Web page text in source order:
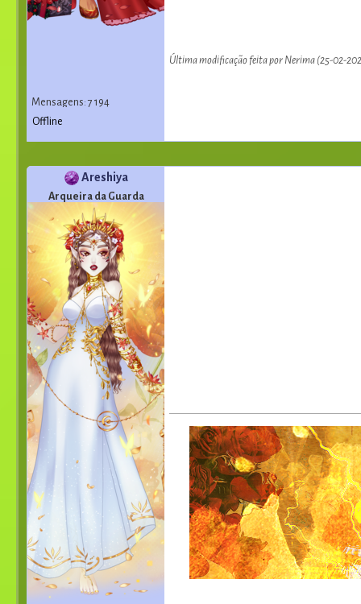
Mensagens: 7 194
Última modificação feita por Nerima (25-02-
Offline
Areshiya
Arqueira da Guarda